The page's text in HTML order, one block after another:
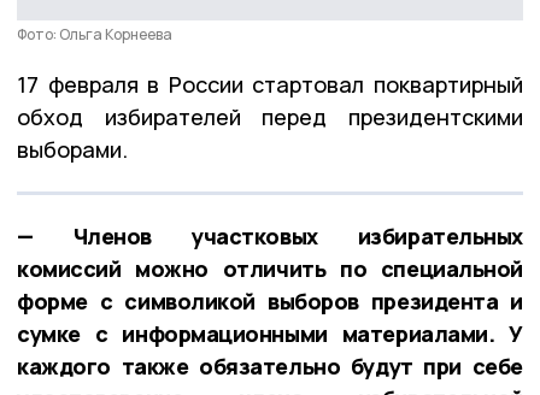
Фото: Ольга Корнеева
17 февраля в России стартовал поквартирный
обход избирателей перед президентскими
выборами.
— Членов участковых избирательных
комиссий можно отличить по специальной
форме с символикой выборов президента и
сумке с информационными материалами. У
каждого также обязательно будут при себе